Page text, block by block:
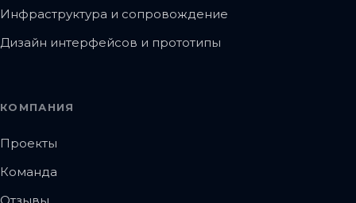
Инфраструктура и сопровождение
Дизайн интерфейсов и прототипы
КОМПАНИЯ
Проекты
Команда